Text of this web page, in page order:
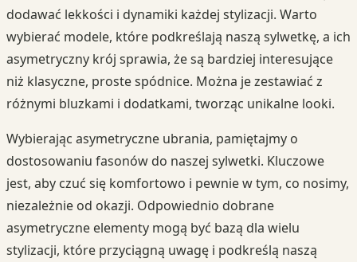
dodawać lekkości i dynamiki każdej stylizacji. Warto
wybierać modele, które podkreślają naszą sylwetkę, a ich
asymetryczny krój sprawia, że są bardziej interesujące
niż klasyczne, proste spódnice. Można je zestawiać z
różnymi bluzkami i dodatkami, tworząc unikalne looki.
Wybierając asymetryczne ubrania, pamiętajmy o
dostosowaniu fasonów do naszej sylwetki. Kluczowe
jest, aby czuć się komfortowo i pewnie w tym, co nosimy,
niezależnie od okazji. Odpowiednio dobrane
asymetryczne elementy mogą być bazą dla wielu
stylizacji, które przyciągną uwagę i podkreślą naszą